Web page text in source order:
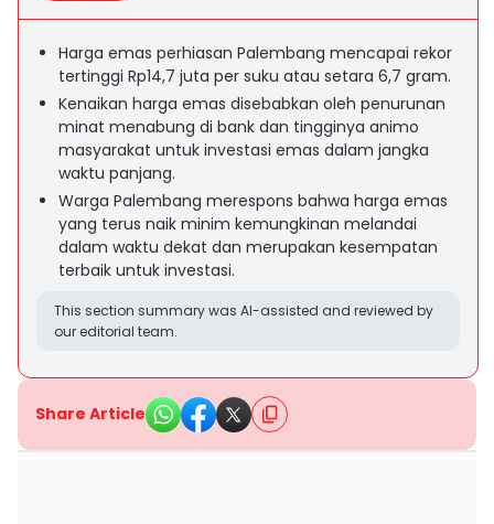
Harga emas perhiasan Palembang mencapai rekor
tertinggi Rp14,7 juta per suku atau setara 6,7 gram.
Kenaikan harga emas disebabkan oleh penurunan
minat menabung di bank dan tingginya animo
masyarakat untuk investasi emas dalam jangka
waktu panjang.
Warga Palembang merespons bahwa harga emas
yang terus naik minim kemungkinan melandai
dalam waktu dekat dan merupakan kesempatan
terbaik untuk investasi.
This section summary was AI-assisted and reviewed by
our editorial team.
Share Article